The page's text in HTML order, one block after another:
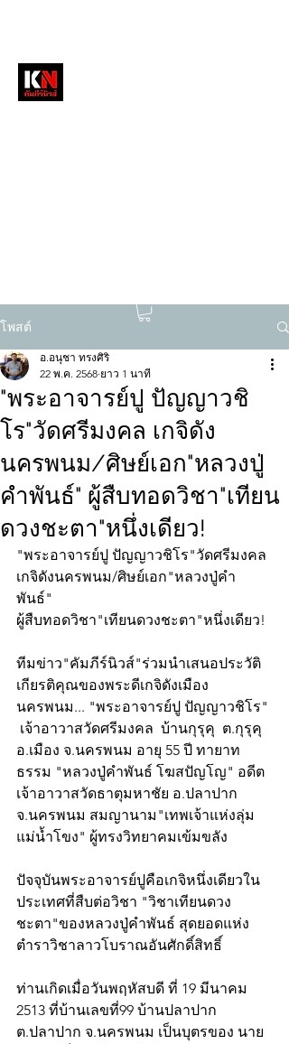
โพสต์
"พระอาจารย์ปู ปัญญาวชิ
โร"วัดศรีมงคล เกจิดัง
นครพนม/ศิษย์เอก"หลวงปู่
คำพันธ์" ผู้สืบทอดวิชา"เทียน
ดวงชะตา"หนึ่งเดียว!
อ.อนุชา ทรงศิริ
22 พ.ค. 2568 ยาว 1 นาที
"พระอาจารย์ปู ปัญญาวชิโร"วัดศรีมงคล
เกจิดังนครพนม/ศิษย์เอก"หลวงปู่คำ
พันธ์"
ผู้สืบทอดวิชา"เทียนดวงชะตา"หนึ่งเดียว!
ทีมข่าว"คัมภีร์นิวส์"ร่วมนำเสนอประวัติ
เกียรติคุณของพระดีเกจิดังเมือง
นครพนม... "พระอาจารย์ปู ปัญญาวชิโร"
เจ้าอาวาสวัดศรีมงคล  บ้านกุรุคุ  ต.กุรุคุ
อ.เมือง จ.นครพนม อายุ 55 ปี ทายาท
ธรรม "หลวงปู่คำพันธ์ โฆสปัญโญ" อดีต
เจ้าอาวาสวัดธาตุมหาชัย อ.ปลาปาก
จ.นครพนม สมญานาม"เทพเจ้าแห่งลุ่ม
แม่น้ำโขง" ผู้ทรงวิทยาคมเข้มขลัง
ปัจจุบันพระอาจารย์ปูคือเกจิหนึ่งเดียวใน
ประเทศที่สืบต่อวิชา "วิชาเทียนดวง
ชะตา"ของหลวงปู่คำพันธ์ สุดยอดแห่ง
ตำราวิชาลาวโบราณอันศักดิ์สิทธิ์
ท่านเกิดเมื่อวันพฤหัสบดี ที่ 19 มีนาคม
2513 ที่บ้านเลขที่99 บ้านปลาปาก
ต.ปลาปาก จ.นครพนม เป็นบุตรของ นาย